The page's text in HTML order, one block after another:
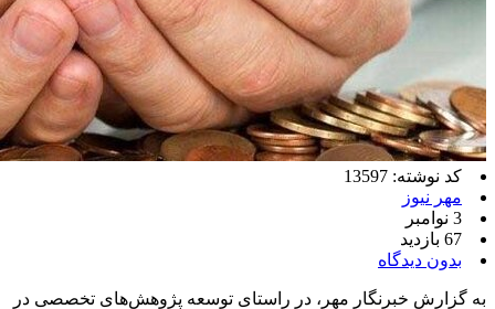
کد نوشته: 13597
مهر نیوز
3 نوامبر
67 بازدید
بدون دیدگاه
به گزارش خبرنگار مهر، در راستای توسعه پژوهش‌های تخصصی در